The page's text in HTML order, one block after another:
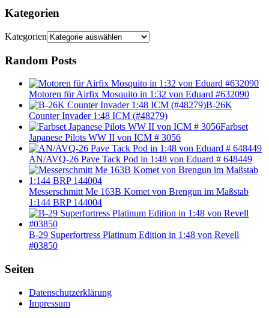
Kategorien
Kategorien
Random Posts
Motoren für Airfix Mosquito in 1:32 von Eduard #632090
B-26K
Counter Invader 1:48 ICM (#48279)
Farbset
Japanese Pilots WW II von ICM # 3056
AN/AVQ-26 Pave Tack Pod in 1:48 von Eduard # 648449
Messerschmitt Me 163B Komet von Brengun im Maßstab
1:144 BRP 144004
B-29 Superfortress Platinum Edition in 1:48 von Revell
#03850
Seiten
Datenschutzerklärung
Impressum